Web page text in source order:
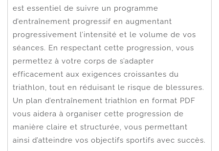
est essentiel de suivre un programme
d’entraînement progressif en augmentant
progressivement l’intensité et le volume de vos
séances. En respectant cette progression, vous
permettez à votre corps de s’adapter
efficacement aux exigences croissantes du
triathlon, tout en réduisant le risque de blessures.
Un plan d’entraînement triathlon en format PDF
vous aidera à organiser cette progression de
manière claire et structurée, vous permettant
ainsi d’atteindre vos objectifs sportifs avec succès.